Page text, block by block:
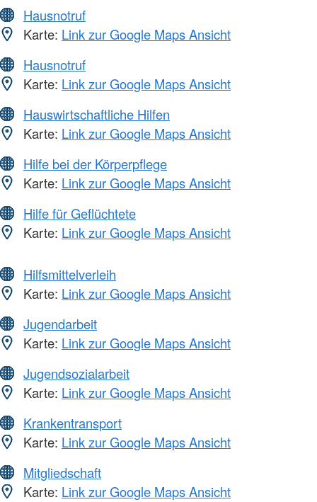
Hausnotruf
Karte: Link zur Google Maps Ansicht
Hausnotruf
Karte: Link zur Google Maps Ansicht
Hauswirtschaftliche Hilfen
Karte: Link zur Google Maps Ansicht
Hilfe bei der Körperpflege
Karte: Link zur Google Maps Ansicht
Hilfe für Geflüchtete
Karte: Link zur Google Maps Ansicht
Hilfsmittelverleih
Karte: Link zur Google Maps Ansicht
Jugendarbeit
Karte: Link zur Google Maps Ansicht
Jugendsozialarbeit
Karte: Link zur Google Maps Ansicht
Krankentransport
Karte: Link zur Google Maps Ansicht
Mitgliedschaft
Karte: Link zur Google Maps Ansicht